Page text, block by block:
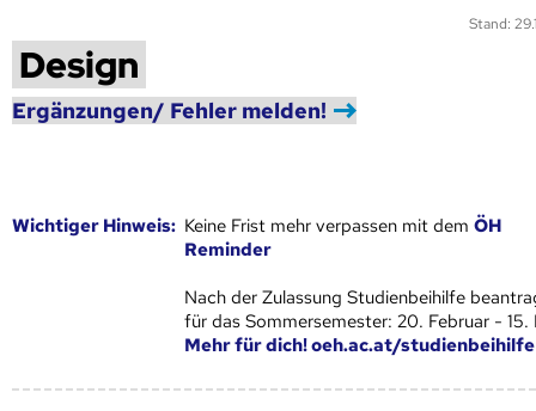
Stand:
Design
Ergänzungen/ Fehler melden!
Wich­ti­ger Hin­weis: Keine Frist mehr verpassen mit demÖH
Reminder
Nach der Zulassung Studienbeihilfe
für das Sommersemester: 20. Februar - 15.
Mehr für dich! oeh.ac.at/studienbeihilfe